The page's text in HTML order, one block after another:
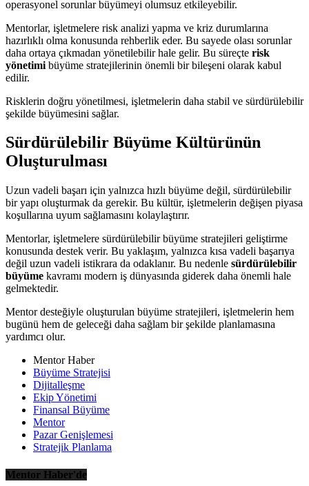
operasyonel sorunlar büyümeyi olumsuz etkileyebilir.
Mentorlar, işletmelere risk analizi yapma ve kriz durumlarına
hazırlıklı olma konusunda rehberlik eder. Bu sayede olası sorunlar
daha ortaya çıkmadan yönetilebilir hale gelir. Bu süreçte risk
yönetimi büyüme stratejilerinin önemli bir bileşeni olarak kabul
edilir.
Risklerin doğru yönetilmesi, işletmelerin daha stabil ve sürdürülebilir
şekilde büyümesini sağlar.
Sürdürülebilir Büyüme Kültürünün
Oluşturulması
Uzun vadeli başarı için yalnızca hızlı büyüme değil, sürdürülebilir
bir yapı oluşturmak da gerekir. Bu kültür, işletmelerin değişen piyasa
koşullarına uyum sağlamasını kolaylaştırır.
Mentorlar, işletmelere sürdürülebilir büyüme stratejileri geliştirme
konusunda destek verir. Bu yaklaşım, yalnızca kısa vadeli başarıya
değil uzun vadeli istikrara da odaklanır. Bu nedenle sürdürülebilir
büyüme kavramı modern iş dünyasında giderek daha önemli hale
gelmektedir.
Mentor desteğiyle oluşturulan büyüme stratejileri, işletmelerin hem
bugünü hem de geleceği daha sağlam bir şekilde planlamasına
yardımcı olur.
Mentor Haber
Büyüme Stratejisi
Dijitalleşme
Ekip Yönetimi
Finansal Büyüme
Mentor
Pazar Genişlemesi
Stratejik Planlama
Mentor Haber'de